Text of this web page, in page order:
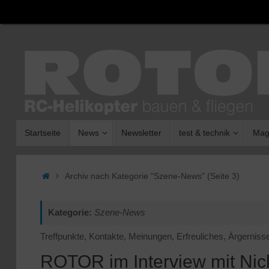
Inhalt
Startseite News Newsletter test & technik
StartArchiv nach Kategorie "Szene-News" (Seite 3)
Kategorie: Szene-News
Treffpunkte, Kontakte, Meinungen, Erfreuliches,
ROTOR im Interview mit